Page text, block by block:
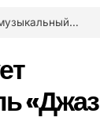
на Днепре»
«Джаз